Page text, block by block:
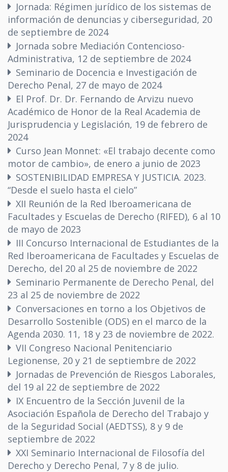
Jornada: Régimen jurídico de los sistemas de
información de denuncias y ciberseguridad, 20
de septiembre de 2024
Jornada sobre Mediación Contencioso-
Administrativa, 12 de septiembre de 2024
Seminario de Docencia e Investigación de
Derecho Penal, 27 de mayo de 2024
El Prof. Dr. Dr. Fernando de Arvizu nuevo
Académico de Honor de la Real Academia de
Jurisprudencia y Legislación, 19 de febrero de
2024
Curso Jean Monnet: «El trabajo decente como
motor de cambio», de enero a junio de 2023
SOSTENIBILIDAD EMPRESA Y JUSTICIA. 2023.
“Desde el suelo hasta el cielo”
XII Reunión de la Red Iberoamericana de
Facultades y Escuelas de Derecho (RIFED), 6 al 10
de mayo de 2023
III Concurso Internacional de Estudiantes de la
Red Iberoamericana de Facultades y Escuelas de
Derecho, del 20 al 25 de noviembre de 2022
Seminario Permanente de Derecho Penal, del
23 al 25 de noviembre de 2022
Conversaciones en torno a los Objetivos de
Desarrollo Sostenible (ODS) en el marco de la
Agenda 2030. 11, 18 y 23 de noviembre de 2022.
VII Congreso Nacional Penitenciario
Legionense, 20 y 21 de septiembre de 2022
Jornadas de Prevención de Riesgos Laborales,
del 19 al 22 de septiembre de 2022
IX Encuentro de la Sección Juvenil de la
Asociación Española de Derecho del Trabajo y
de la Seguridad Social (AEDTSS), 8 y 9 de
septiembre de 2022
XXI Seminario Internacional de Filosofía del
Derecho y Derecho Penal, 7 y 8 de julio.